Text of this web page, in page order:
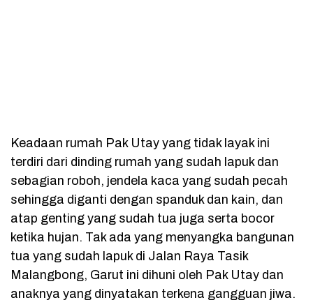
Keadaan rumah Pak Utay yang tidak layak ini
terdiri dari dinding rumah yang sudah lapuk dan
sebagian roboh, jendela kaca yang sudah pecah
sehingga diganti dengan spanduk dan kain, dan
atap genting yang sudah tua juga serta bocor
ketika hujan. Tak ada yang menyangka bangunan
tua yang sudah lapuk di Jalan Raya Tasik
Malangbong, Garut ini dihuni oleh Pak Utay dan
anaknya yang dinyatakan terkena gangguan jiwa.